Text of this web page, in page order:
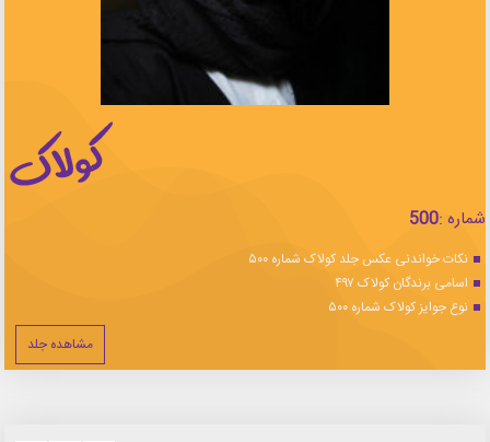
شماره :500
نکات خواندنی عکس جلد کولاک شماره ۵۰۰
اسامی برندگان کولاک ۴۹۷
نوع جوایز کولاک شماره ۵۰۰
مشاهده جلد